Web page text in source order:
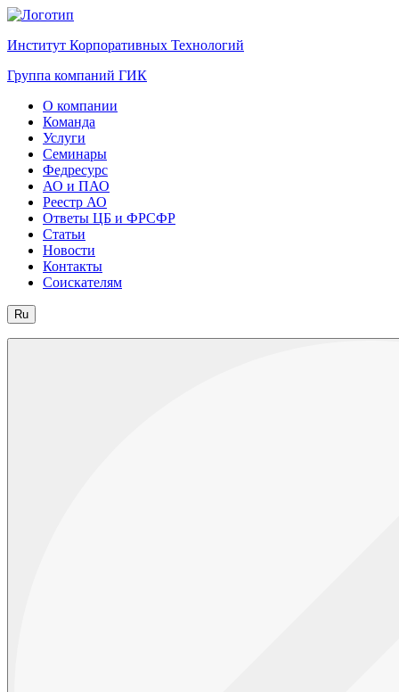
Институт Корпоративных Технологий
Группа компаний ГИК
О компании
Команда
Услуги
Семинары
Федресурс
АО и ПАО
Реестр АО
Ответы ЦБ и ФРСФР
Статьи
Новости
Контакты
Соискателям
Ru